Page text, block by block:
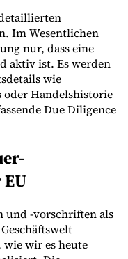
Im Wesentlichen
nur, dass eine
aktiv ist. Es werden
wie
oder Handelshistorie
Due Diligence
und -vorschriften als
wir es heute